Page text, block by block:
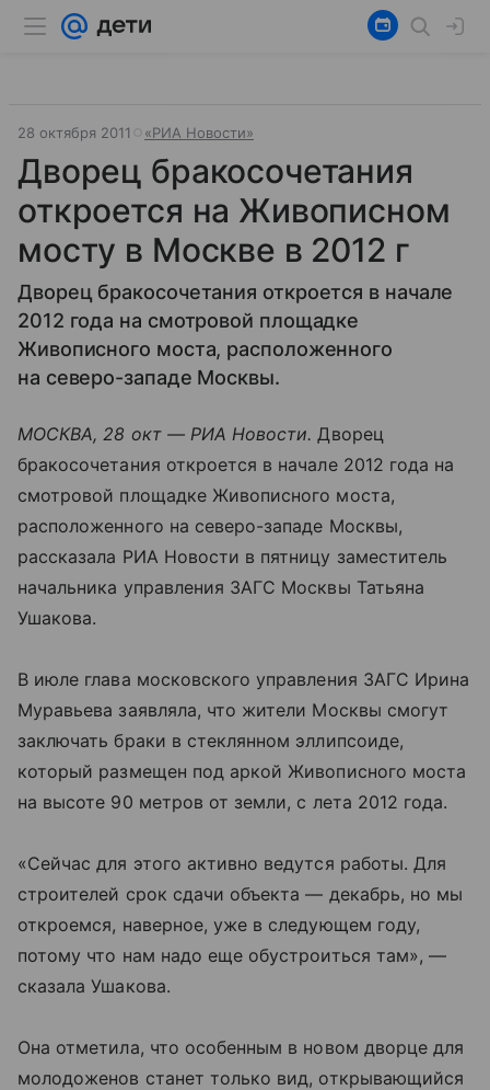
28 октября 2011 «РИА Новости»
Дворец бракосочетания
откроется на Живописном
мосту в Москве в 2012 г
Дворец бракосочетания откроется в начале
2012 года на смотровой площадке
Живописного моста, расположенного
на северо-западе Москвы.
МОСКВА, 28 окт — РИА Новости. Дворец
бракосочетания откроется в начале 2012 года на
смотровой площадке Живописного моста,
расположенного на северо-западе Москвы,
рассказала РИА Новости в пятницу заместитель
начальника управления ЗАГС Москвы Татьяна
Ушакова.
В июле глава московского управления ЗАГС Ирина
Муравьева заявляла, что жители Москвы смогут
заключать браки в стеклянном эллипсоиде,
который размещен под аркой Живописного моста
на высоте 90 метров от земли, с лета 2012 года.
«Сейчас для этого активно ведутся работы. Для
строителей срок сдачи объекта — декабрь, но мы
откроемся, наверное, уже в следующем году,
потому что нам надо еще обустроиться там», —
сказала Ушакова.
Она отметила, что особенным в новом дворце для
молодоженов станет только вид, открывающийся